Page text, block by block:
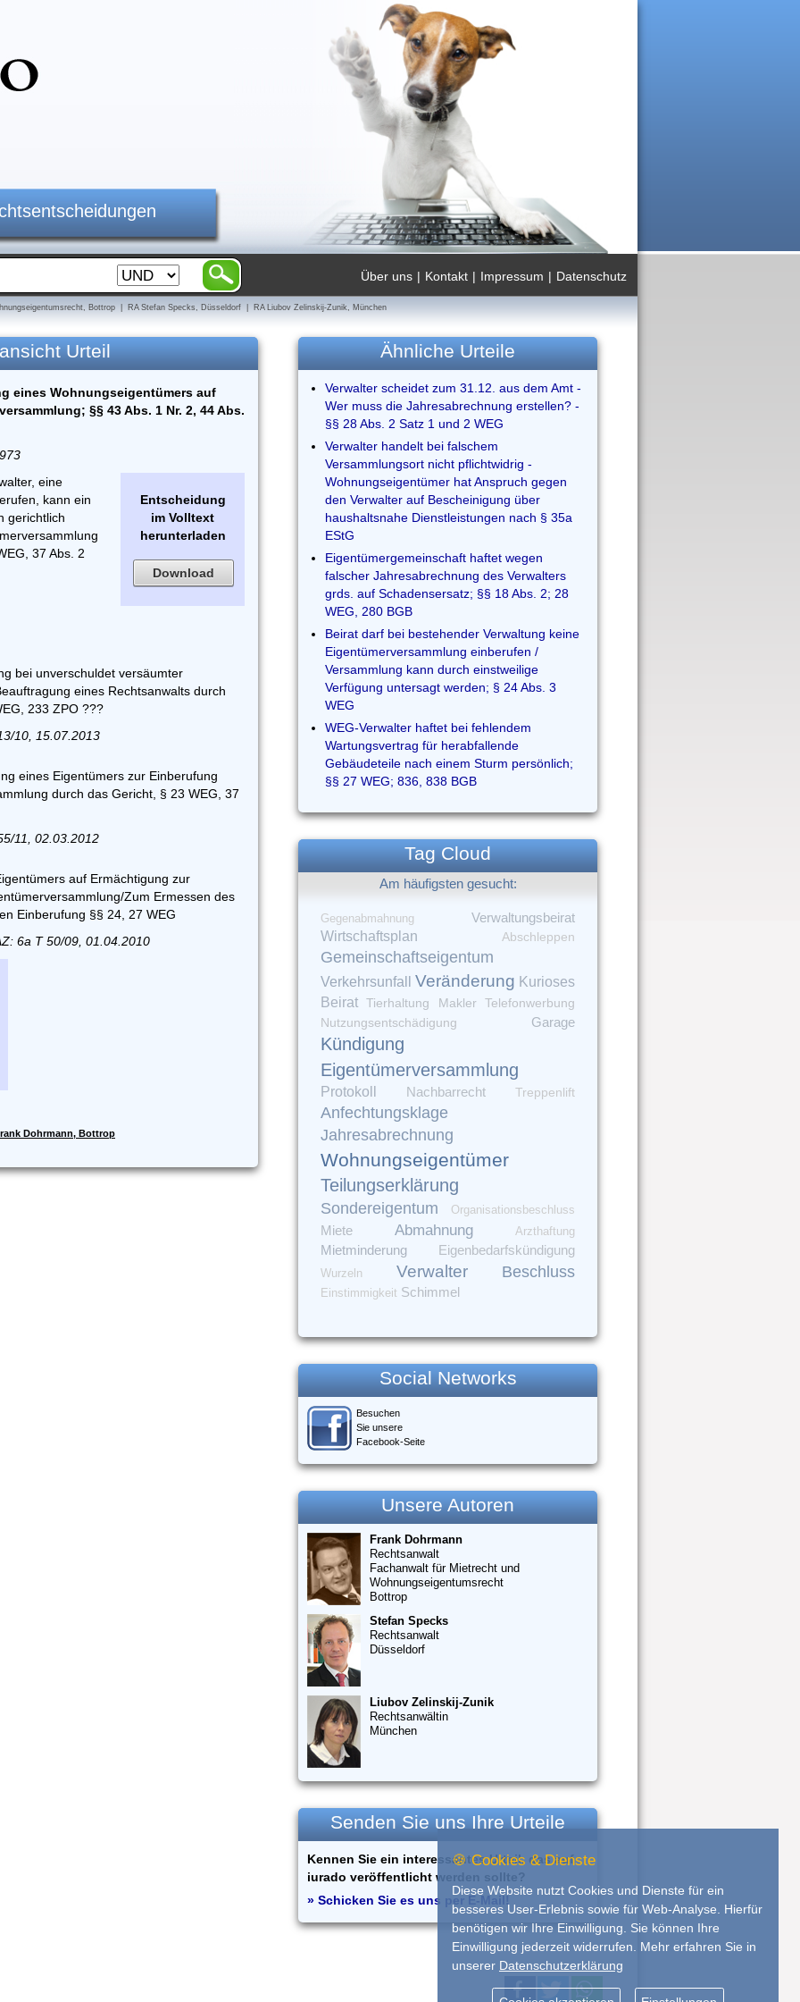
Datenschutz
|
Impressum
|
Kontakt
|
Über uns
Bottrop | RA Stefan Specks, Düsseldorf | RA Liubov Zelinskij-Zunik, München
Urteil
eines Wohnungseigentümers auf
§§ 43 Abs. 1 Nr. 2, 44 Abs.
Entscheidung
im Volltext
herunterladen
Download
eine
kann ein
gerichtlich
37 Abs. 2
bei unverschuldet versäumter
eines Rechtsanwalts durch
233 ZPO ???
10, 15.07.2013
eines Eigentümers zur Einberufung
durch das Gericht, § 23 WEG, 37
11, 02.03.2012
auf Ermächtigung zur
Zum Ermessen des
Einberufung §§ 24, 27 WEG
6a T 50/09, 01.04.2010
Dohrmann, Bottrop
Ähnliche Urteile
Verwalter scheidet zum 31.12. aus dem Amt -
Wer muss die Jahresabrechnung erstellen? -
§§ 28 Abs. 2 Satz 1 und 2 WEG
Verwalter handelt bei falschem
Versammlungsort nicht pflichtwidrig -
Wohnungseigentümer hat Anspruch gegen
den Verwalter auf Bescheinigung über
haushaltsnahe Dienstleistungen nach § 35a
EStG
Eigentümergemeinschaft haftet wegen
falscher Jahresabrechnung des Verwalters
grds. auf Schadensersatz; §§ 18 Abs. 2; 28
WEG, 280 BGB
Beirat darf bei bestehender Verwaltung keine
Eigentümerversammlung einberufen /
Versammlung kann durch einstweilige
Verfügung untersagt werden; § 24 Abs. 3
WEG
WEG-Verwalter haftet bei fehlendem
Wartungsvertrag für herabfallende
Gebäudeteile nach einem Sturm persönlich;
§§ 27 WEG; 836, 838 BGB
Tag Cloud
Am häufigsten gesucht:
Gegenabmahnung
Verwaltungsbeirat
Wirtschaftsplan
Abschleppen
Gemeinschaftseigentum
Verkehrsunfall Veränderung Kurioses
Beirat Tierhaltung Makler Telefonwerbung
Nutzungsentschädigung
Garage
Kündigung
Eigentümerversammlung
Protokoll Nachbarrecht Treppenlift
Anfechtungsklage
Jahresabrechnung
Wohnungseigentümer
Teilungserklärung
Sondereigentum Organisationsbeschluss
Miete Abmahnung Arzthaftung
Mietminderung Eigenbedarfskündigung
Wurzeln Verwalter Beschluss
Einstimmigkeit Schimmel
Social Networks
Besuchen
Sie unsere
Facebook-Seite
Unsere Autoren
Frank Dohrmann
Rechtsanwalt
Fachanwalt für Mietrecht und
Wohnungseigentumsrecht
Bottrop
Stefan Specks
Rechtsanwalt
Düsseldorf
Liubov Zelinskij-Zunik
Rechtsanwältin
München
Senden Sie uns Ihre Urteile
Kennen Sie ein interessantes Urteil, das auf
iurado veröffentlicht werden sollte?
» Schicken Sie es uns per E-Mail!
🍪 Cookies & Dienste
Diese Website nutzt Cookies und Dienste für ein
besseres User-Erlebnis sowie für Web-Analyse. Hierfür
benötigen wir Ihre Einwilligung. Sie können Ihre
Einwilligung jederzeit widerrufen. Mehr erfahren Sie in
unserer Datenschutzerklärung